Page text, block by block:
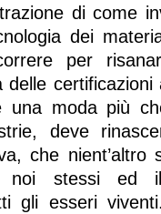
di come
dei
per
delle
una moda più
deve
che nient’altro
noi stessi ed
gli esseri